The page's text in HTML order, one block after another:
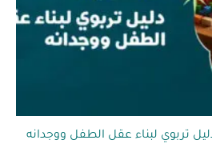
تربوي لبناء عقل الطفل ووجدانه